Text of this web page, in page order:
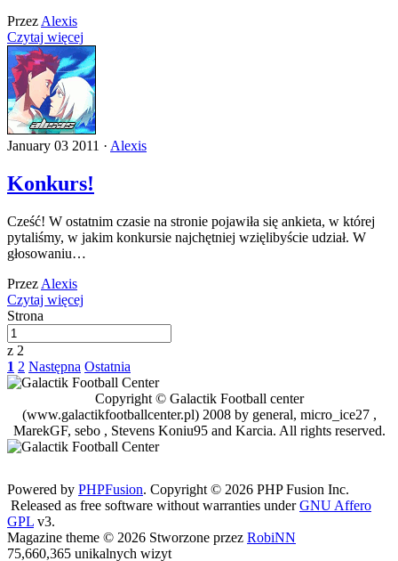
Przez Alexis
Czytaj więcej
January 03 2011 · Alexis
Konkurs!
Cześć! W ostatnim czasie na stronie pojawiła się ankieta, w której
pytaliśmy, w jakim konkursie najchętniej wzięlibyście udział. W
głosowaniu…
Przez Alexis
Czytaj więcej
Strona
z 2
1 2 Następna Ostatnia
Copyright © Galactik Football center
(www.galactikfootballcenter.pl) 2008 by general, micro_ice27 ,
MarekGF, sebo , Stevens Koniu95 and Karcia. All rights reserved.
Powered by PHPFusion. Copyright © 2026 PHP Fusion Inc.
Released as free software without warranties underGNU Affero
GPL v3.
Magazine theme © 2026 Stworzone przez RobiNN
75,660,365 unikalnych wizyt